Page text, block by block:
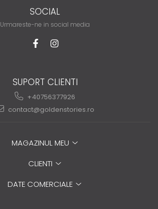
SOCIAL
Urmareste-ne in social media
SUPORT CLIENTI
+40756377926
contact@goldenstories.ro
MAGAZINUL MEU
CLIENTI
DATE COMERCIALE